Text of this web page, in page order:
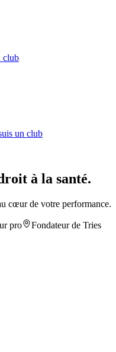
club
un club
à la santé.
cœur de votre performance.
pro
Fondateur de Tries